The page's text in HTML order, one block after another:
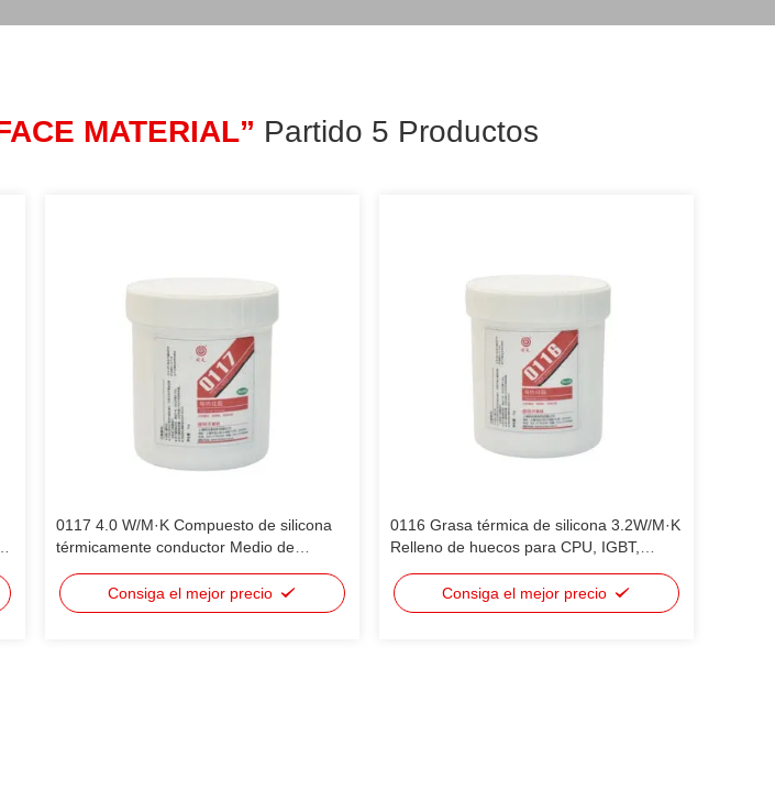
MATERIAL” Partido 5 Productos
0117 4.0 W/M·K Compuesto de silicona
térmicamente conductor Medio de
electrónicos, CPU IGBT
Consiga el mejor precio
0116 Grasa térmica de silicona 3.2W/M·K
Relleno de huecos para CPU, IGBT,
electrónica automotriz, etc.
Consiga el mejor precio